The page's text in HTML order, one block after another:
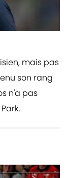
mais pas
son rang
n'a pas